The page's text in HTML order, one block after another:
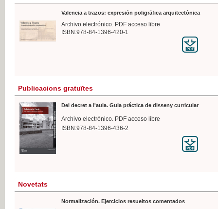
Valencia a trazos: expresión poligráfica arquitectónica
Archivo electrónico. PDF acceso libre
ISBN:978-84-1396-420-1
Publicacions gratuïtes
Del decret a l'aula. Guia práctica de disseny curricular
Archivo electrónico. PDF acceso libre
ISBN:978-84-1396-436-2
Novetats
Normalización. Ejercicios resueltos comentados